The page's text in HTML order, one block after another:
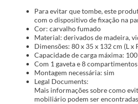
Para evitar que tombe, este
com o dispositivo de fixação na
Cor: carvalho fumado
Material: derivados de madeira,
Dimensões: 80 x 35 x 132 cm (L x
Capacidade de carga máxima:
Com 1 gaveta e 8 compartimentos
Montagem necessária: sim
Legal Documents:
Mais informações sobre como
mobiliário podem ser encontradas